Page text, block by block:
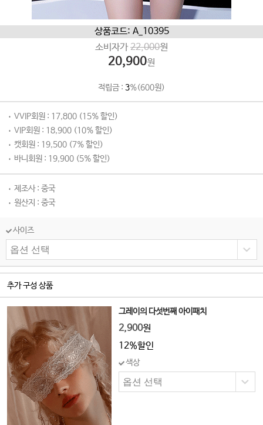
상품코드: A_10395
소비자가 22,000원
20,900원
적립금 : 3%(600원)
VVIP회원 : 17,800 (15% 할인)
VIP회원 : 18,900 (10% 할인)
캣회원 : 19,500 (7% 할인)
바니회원 : 19,900 (5% 할인)
제조사 : 중국
원산지 : 중국
사이즈
추가 구성 상품
그레이의 다섯번째 아이패치
2,900원
12%할인
색상